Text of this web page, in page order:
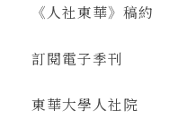
《人社東華》稿約
訂閱電子季刊
東華大學人社院